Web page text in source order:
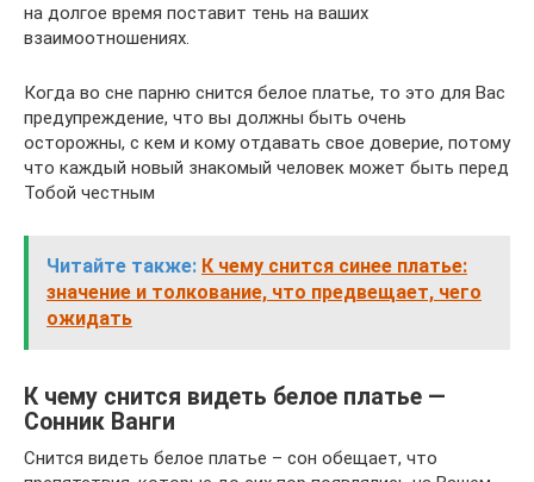
на долгое время поставит тень на ваших
взаимоотношениях.
Когда во сне парню снится белое платье, то это для Вас
предупреждение, что вы должны быть очень
осторожны, с кем и кому отдавать свое доверие, потому
что каждый новый знакомый человек может быть перед
Тобой честным
Читайте также: К чему снится синее платье:
значение и толкование, что предвещает, чего
ожидать
К чему снится видеть белое платье —
Cонник Ванги
Снится видеть белое платье – сон обещает, что